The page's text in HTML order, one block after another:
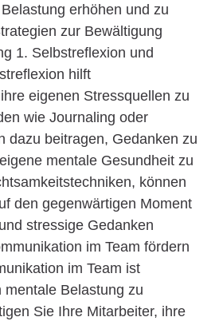
erhöhen und zu
zur Bewältigung
1. Selbstreflexion und
hilft
eigenen Stressquellen zu
wie Journaling oder
dazu beitragen, Gedanken zu
mentale Gesundheit zu
können
den gegenwärtigen Moment
stressige Gedanken
im Team fördern
im Team ist
Belastung zu
Sie Ihre Mitarbeiter, ihre